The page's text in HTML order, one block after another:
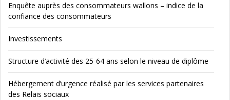
Enquête auprès des consommateurs wallons – indice de la
confiance des consommateurs
Investissements
Structure d’activité des 25-64 ans selon le niveau de diplôme
Hébergement d’urgence réalisé par les services partenaires
des Relais sociaux